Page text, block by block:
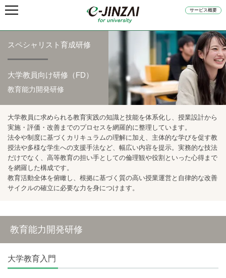
サービス概要
スペシャリスト育成研修
大学教員向け研修（FD）
教育能力開発研修
大学教員に求められる教育実践の知識と技能を体系化し、授業設計から
実施・評価・改善までのプロセスを網羅的に整理しています。
法令や制度に基づくカリキュラムの理解に加え、主体的な学びを促す教
授法や多様な学生への支援手法など、幅広い内容を提示。実務的な技法
だけでなく、高等教育の担い手としての倫理観や役割といった心得まで
を網羅した構成です。
教育活動全体を俯瞰し、根拠に基づく質の高い授業運営と自律的な改善
サイクルの確立に必要な力を身につけます。
教育能力開発研修
大学教育入門